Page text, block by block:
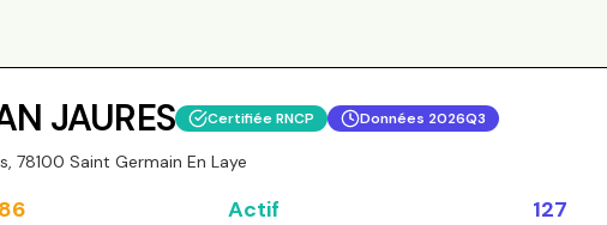
JAURES Certifiée RNCP Données 2026Q3
78100 Saint Germain En Laye
Actif 127